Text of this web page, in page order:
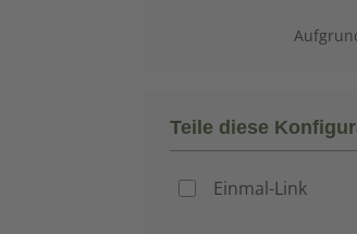
Teile diese
Einmal-Link